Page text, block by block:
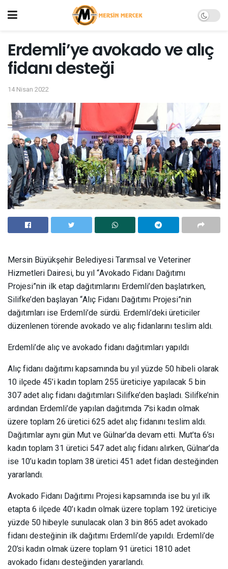
Erdemli’ye avokado ve alıç
fidanı desteği
14 Nisan 2022
Mersin Büyükşehir Belediyesi Tarımsal ve Veteriner
Hizmetleri Dairesi, bu yıl “Avokado Fidanı Dağıtımı
Projesi”nin ilk etap dağıtımlarını Erdemli’den başlatırken,
Silifke’den başlayan “Alıç Fidanı Dağıtımı Projesi”nin
dağıtımları ise Erdemli’de sürdü. Erdemli’deki üreticiler
düzenlenen törende avokado ve alıç fidanlarını teslim aldı.
Erdemli’de alıç ve avokado fidanı dağıtımları yapıldı
Alıç fidanı dağıtımı kapsamında bu yıl yüzde 50 hibeli olarak
10 ilçede 45’i kadın toplam 255 üreticiye yapılacak 5 bin
307 adet alıç fidanı dağıtımları Silifke’den başladı. Silifke’nin
ardından Erdemli’de yapılan dağıtımda 7’si kadın olmak
üzere toplam 26 üretici 625 adet alıç fidanını teslim aldı.
Dağıtımlar aynı gün Mut ve Gülnar’da devam etti. Mut’ta 6’sı
kadın toplam 31 üretici 547 adet alıç fidanı alırken, Gülnar’da
ise 10’u kadın toplam 38 üretici 451 adet fidan desteğinden
yararlandı.
Avokado Fidanı Dağıtımı Projesi kapsamında ise bu yıl ilk
etapta 6 ilçede 40’ı kadın olmak üzere toplam 192 üreticiye
yüzde 50 hibeyle sunulacak olan 3 bin 865 adet avokado
fidanı desteğinin ilk dağıtımı Erdemli’de yapıldı. Erdemli’de
20’si kadın olmak üzere toplam 91 üretici 1810 adet
avokado fidanı desteğinden yararlandı.